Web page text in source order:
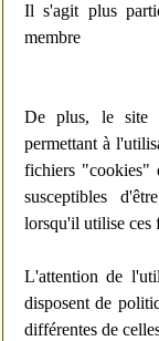
Il s'agit plus
membre
De plus, le site
permettant à
fichiers "cookies"
susceptibles
lorsqu'il utilise ces
L'attention de
disposent de
différentes de